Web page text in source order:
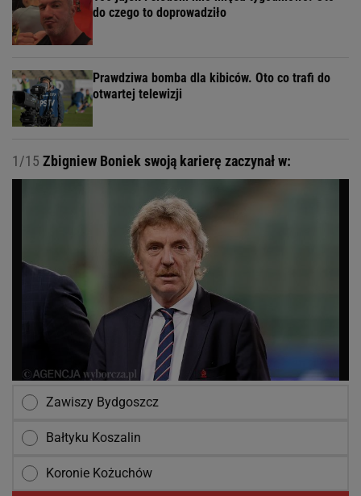
do czego to doprowadziło
Prawdziwa bomba dla kibiców. Oto co trafi do
otwartej telewizji
1/15 Zbigniew Boniek swoją karierę zaczynał w:
Zawiszy Bydgoszcz
Bałtyku Koszalin
Koronie Kożuchów